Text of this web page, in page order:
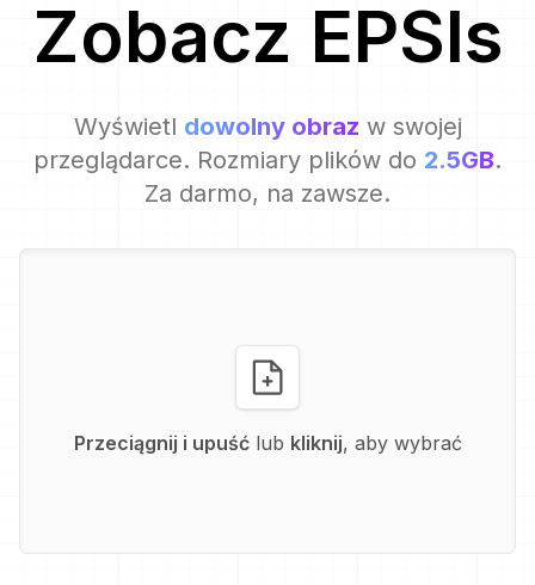
Zobacz EPSIs
Wyświetl dowolny obraz w swojej
przeglądarce. Rozmiary plików do 2.5GB.
Za darmo, na zawsze.
Przeciągnij i upuść lub kliknij, aby wybrać